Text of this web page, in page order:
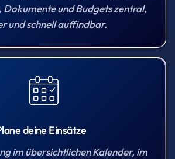
und Budgets zentral,
und schnell auffindbar.
deine Einsätze
im übersichtlichen Kalender, im